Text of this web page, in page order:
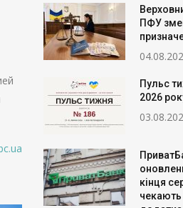
ПФУ
Пульс
2026
кінця
чекають